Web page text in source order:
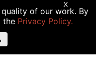
с криптовалютой,
подходят не всем
или частичной
стоимости
ее цены от
финансовые
of our work. By
the Privacy Policy.
X